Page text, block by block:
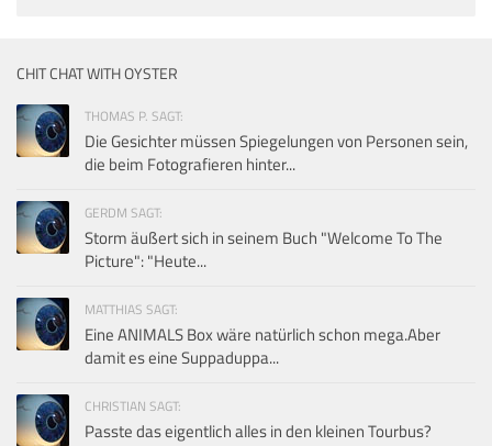
CHIT CHAT WITH OYSTER
THOMAS P. SAGT:
Die Gesichter müssen Spiegelungen von Personen sein,
die beim Fotografieren hinter...
GERDM SAGT:
Storm äußert sich in seinem Buch "Welcome To The
Picture": "Heute...
MATTHIAS SAGT:
Eine ANIMALS Box wäre natürlich schon mega.Aber
damit es eine Suppaduppa...
CHRISTIAN SAGT:
Passte das eigentlich alles in den kleinen Tourbus?